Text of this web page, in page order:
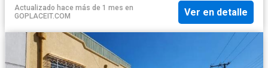
Actualizado hace más de 1 mes en
GOPLACEIT.COM
Ver en detalle